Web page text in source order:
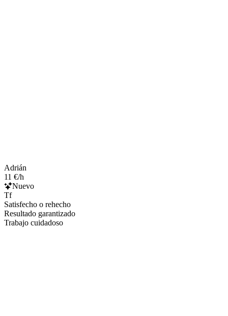
Adrián
11 €/h
Nuevo
Tf
Satisfecho o rehecho
Resultado garantizado
Trabajo cuidadoso